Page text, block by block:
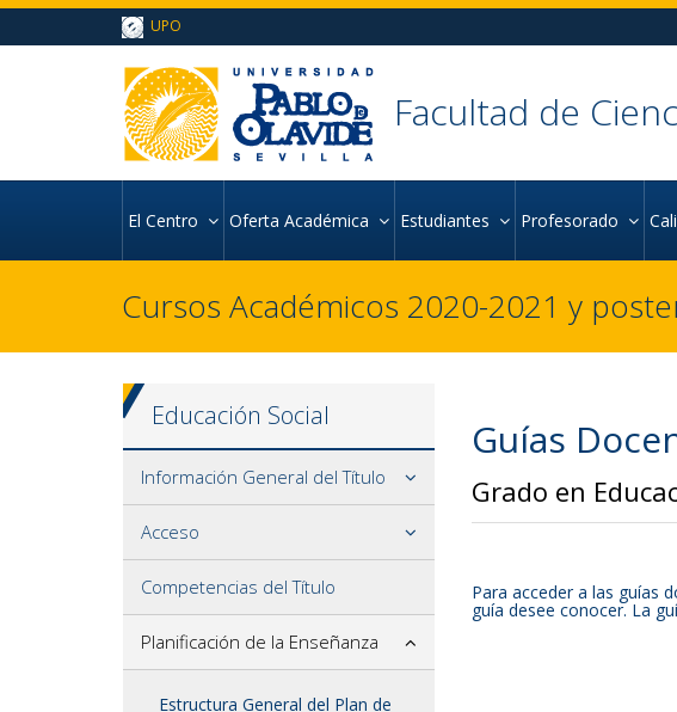
Ir al contenido principal de la página (alt + s)
Ir a la cabecera de la página (alt + c)
Ir al pie de la página (alt + p)
Ir al menú principal (alt + u)
UPO
Facultad de
El Centro Oferta Académica Estudiantes Profesorado
Cursos Académicos 2020-2021 y
Educación Social
Información General del Título
Acceso
Competencias del Título
Planificación de la Enseñanza
Estructura General del Plan de
Guías
Grado en
Para acceder a las guías
guía desee conocer. La